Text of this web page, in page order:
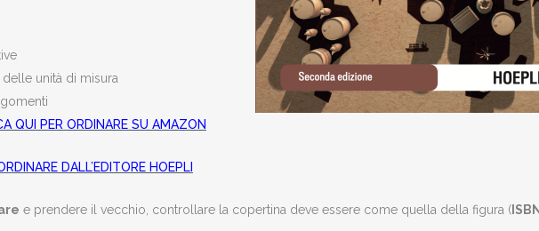
unità di misura
QUI PER ORDINARE SU AMAZON
DALL’EDITORE HOEPLI
e prendere il vecchio, controllare la copertina deve essere come quella della figura (